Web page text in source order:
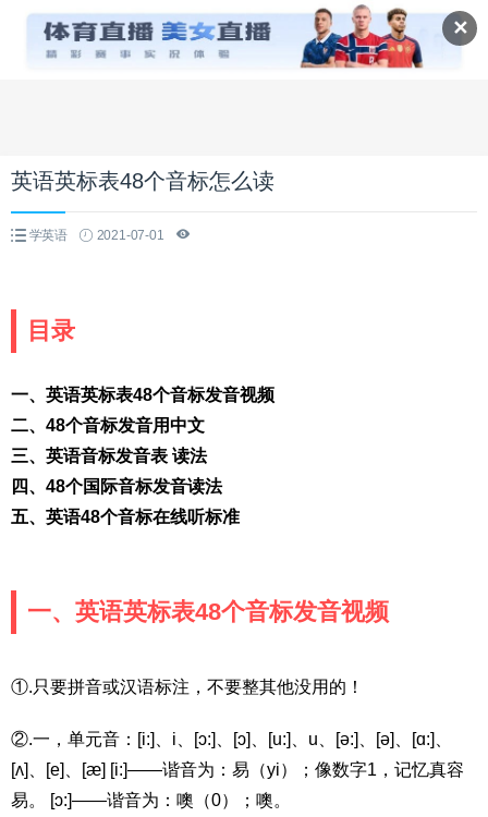
✕
英语英标表48个音标怎么读
学英语 2021-07-01
目录
一、英语英标表48个音标发音视频
二、48个音标发音用中文
三、英语音标发音表 读法
四、48个国际音标发音读法
五、英语48个音标在线听标准
一、英语英标表48个音标发音视频
①.只要拼音或汉语标注，不要整其他没用的！
②.一，单元音：[i:]、i、[ɔ:]、[ɔ]、[u:]、u、[ə:]、[ə]、[ɑ:]、
[ʌ]、[e]、[æ] [i:]――谐音为：易（yi）；像数字1，记忆真容
易。 [ɔ:]――谐音为：噢（0）；噢。